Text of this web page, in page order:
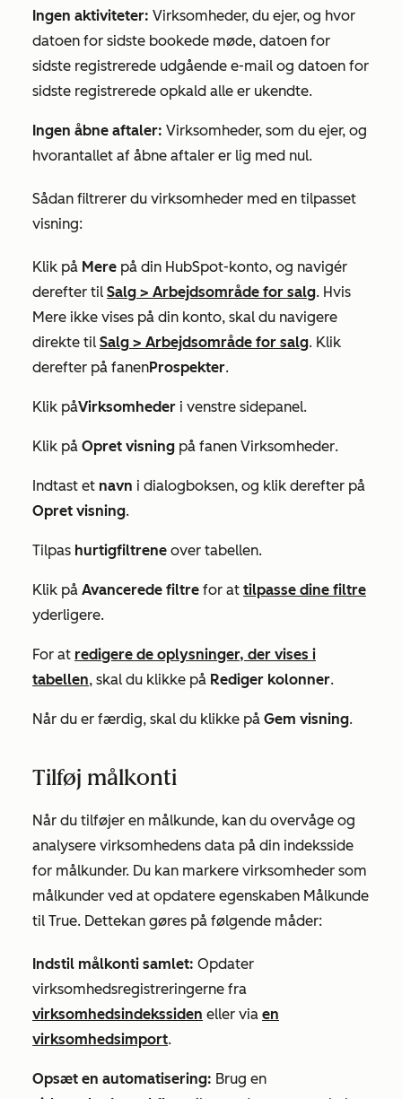
Ingen aktiviteter: Virksomheder, du ejer, og hvor
datoen for sidste bookede møde, datoen for
sidste registrerede udgående e-mail og datoen for
sidste registrerede opkald alle er ukendte.
Ingen åbne aftaler: Virksomheder, som du ejer, og
hvorantallet af åbne aftaler er lig med nul.
Sådan filtrerer du virksomheder med en tilpasset
visning:
Klik på Mere på din HubSpot-konto, og navigér
derefter til Salg > Arbejdsområde for salg. Hvis
Mere ikke vises på din konto, skal du navigere
direkte til Salg > Arbejdsområde for salg. Klik
derefter på fanenProspekter.
Klik påVirksomheder i venstre sidepanel.
Klik på Opret visning på fanen Virksomheder.
Indtast et navn i dialogboksen, og klik derefter på
Opret visning.
Tilpas hurtigfiltrene over tabellen.
Klik på Avancerede filtre for at tilpasse dine filtre
yderligere.
For at redigere de oplysninger, der vises i
tabellen, skal du klikke på Rediger kolonner.
Når du er færdig, skal du klikke på Gem visning.
Tilføj målkonti
Når du tilføjer en målkunde, kan du overvåge og
analysere virksomhedens data på din indeksside
for målkunder. Du kan markere virksomheder som
målkunder ved at opdatere egenskaben Målkunde
til True. Dettekan gøres på følgende måder:
Indstil målkonti samlet: Opdater
virksomhedsregistreringerne fra
virksomhedsindekssiden eller via en
virksomhedsimport.
Opsæt en automatisering: Brug en